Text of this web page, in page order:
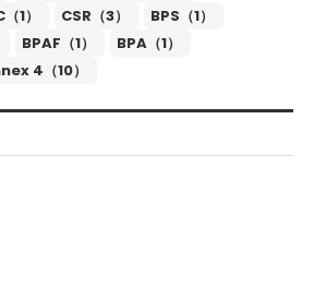
1） CSR（3）
BPS（1）
BPAF（1）
BPA（1）
4（10）